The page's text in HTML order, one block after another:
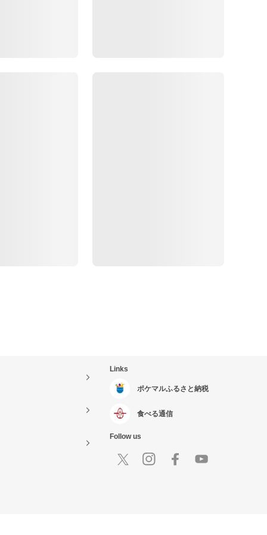
Links
ポケマルふるさと納税
食べる通信
Follow us